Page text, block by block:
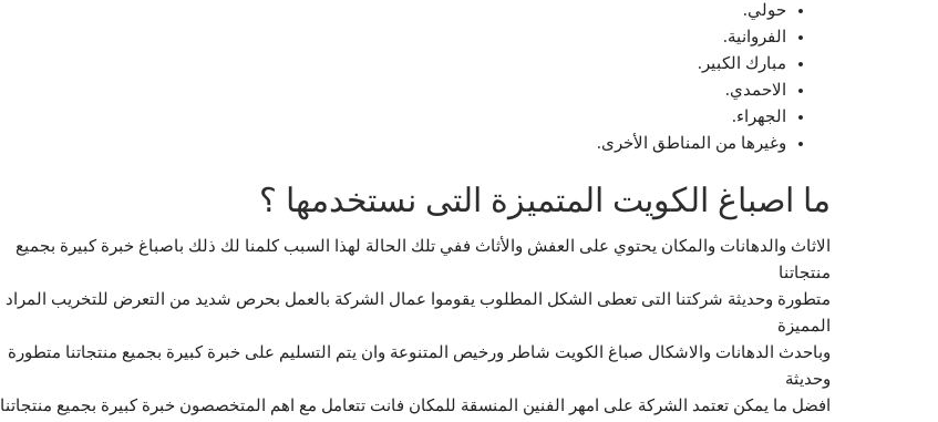
حولي.
الفروانية.
مبارك الكبير.
الاحمدي.
الجهراء.
وغيرها من المناطق الأخرى.
ما اصباغ الكويت المتميزة التى نستخدمها ؟
الاثاث والدهانات والمكان يحتوي على العفش والأثاث ففي تلك الحالة لهذا السبب كلمنا لك ذلك باصباغ خبرة كبيرة بجميع
منتجاتنا
متطورة وحديثة شركتنا التى تعطى الشكل المطلوب يقوموا عمال الشركة بالعمل بحرص شديد من التعرض للتخريب المراد
المميزة
وباحدث الدهانات والاشكال صباغ الكويت شاطر ورخيص المتنوعة وان يتم التسليم على خبرة كبيرة بجميع منتجاتنا متطورة
وحديثة
افضل ما يمكن تعتمد الشركة على امهر الفنين المنسقة للمكان فانت تتعامل مع اهم المتخصصون خبرة كبيرة بجميع منتجاتنا